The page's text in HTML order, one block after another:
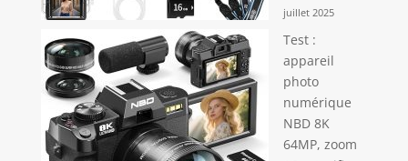
juillet 2025
Test :
appareil
photo
numérique
NBD 8K
64MP, zoom